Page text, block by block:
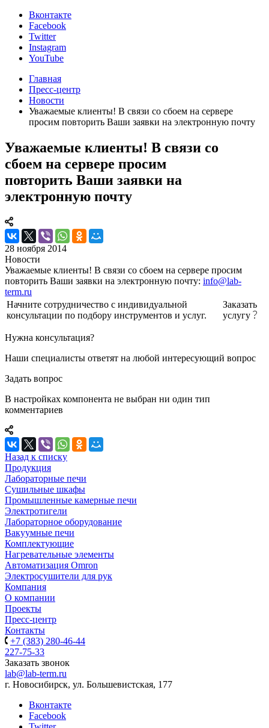
Вконтакте
Facebook
Twitter
Instagram
YouTube
Главная
Пресс-центр
Новости
Уважаемые клиенты! В связи со сбоем на сервере
просим повторить Ваши заявки на электронную почту
Уважаемые клиенты! В связи со
сбоем на сервере просим
повторить Ваши заявки на
электронную почту
28 ноября 2014
Новости
Уважаемые клиенты! В связи со сбоем на сервере просим
повторить Ваши заявки на электронную почту: info@lab-
term.ru
Начните сотрудничество с индивидуальной
консультации по подбору инструментов и услуг.
Заказать
услугу
Нужна консультация?
Наши специалисты ответят на любой интересующий вопрос
Задать вопрос
В настройках компонента не выбран ни один тип
комментариев
Назад к списку
Продукция
Лабораторные печи
Сушильные шкафы
Промышленные камерные печи
Электротигели
Лабораторное оборудование
Вакуумные печи
Комплектующие
Нагревательные элементы
Автоматизация Omron
Электросушители для рук
Компания
О компании
Проекты
Пресс-центр
Контакты
+7 (383) 280-46-44
227-75-33
Заказать звонок
lab@lab-term.ru
г. Новосибирск, ул. Большевистская, 177
Вконтакте
Facebook